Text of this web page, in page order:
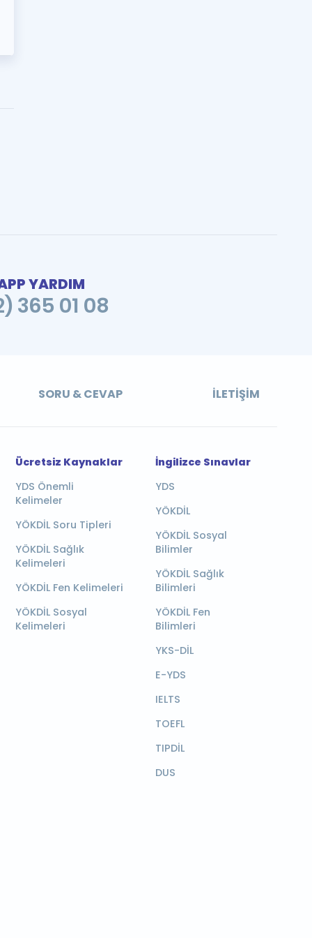
YARDIM
365 01 08
SORU & CEVAP İLETIŞIM
Ücretsiz Kaynaklar
YDS Önemli
Kelimeler
YÖKDİL Soru Tipleri
YÖKDİL Sağlık
Kelimeleri
YÖKDİL Fen Kelimeleri
YÖKDİL Sosyal
Kelimeleri
İngilizce Sınavlar
YDS
YÖKDİL
YÖKDİL Sosyal
Bilimler
YÖKDİL Sağlık
Bilimleri
YÖKDİL Fen
Bilimleri
YKS-DİL
E-YDS
IELTS
TOEFL
TIPDİL
DUS